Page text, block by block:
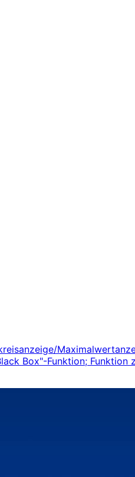
Box"-Funktion; Funktion